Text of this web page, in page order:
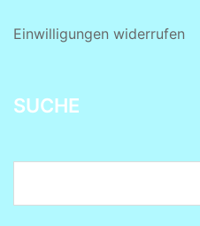
Einwilligungen widerrufen
SUCHE